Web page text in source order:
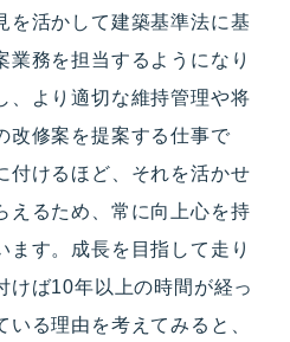
を活かして建築基準法に基
業務を担当するようになり
、より適切な維持管理や将
改修案を提案する仕事で
付けるほど、それを活かせ
えるため、常に向上心を持
ます。成長を目指して走り
けば10年以上の時間が経っ
る理由を考えてみると、